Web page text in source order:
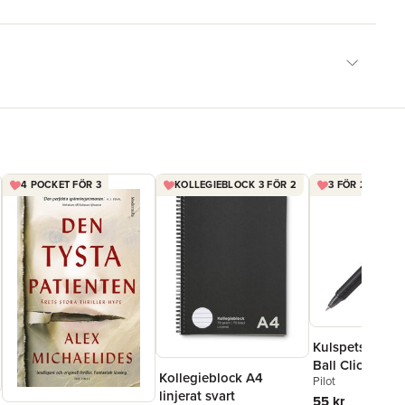
4 POCKET FÖR 3 KOLLEGIEBLOCK 3 FÖR 2
Kollegieblock A4
linjerat svart
3 FÖR 2
Ball Clicker
raderbar
Pilot
55 kr